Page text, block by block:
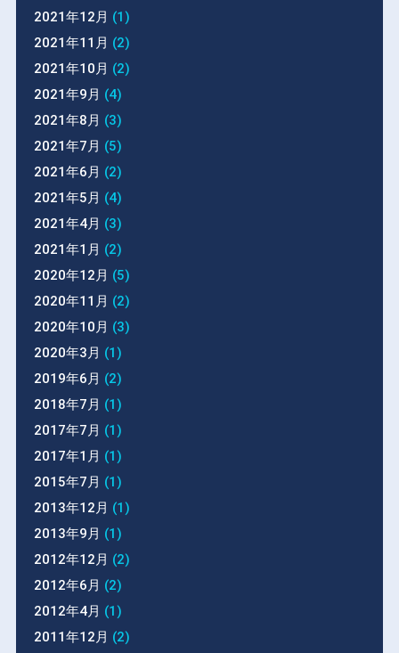
2021年12月 (1)
2021年11月 (2)
2021年10月 (2)
2021年9月 (4)
2021年8月 (3)
2021年7月 (5)
2021年6月 (2)
2021年5月 (4)
2021年4月 (3)
2021年1月 (2)
2020年12月 (5)
2020年11月 (2)
2020年10月 (3)
2020年3月 (1)
2019年6月 (2)
2018年7月 (1)
2017年7月 (1)
2017年1月 (1)
2015年7月 (1)
2013年12月 (1)
2013年9月 (1)
2012年12月 (2)
2012年6月 (2)
2012年4月 (1)
2011年12月 (2)